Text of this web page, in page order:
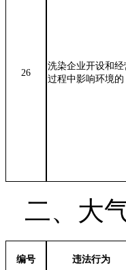
26
洗染企业开设和经
过程中影响环境的
二、大
编号 违法行为